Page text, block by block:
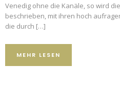
Venedig ohne die Kanäle, so wird
beschrieben, mit ihren hoch
die durch […]
MEHR LESEN